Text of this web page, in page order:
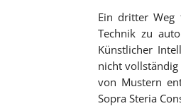
Ein dritter Weg
Technik zu
Künstlicher
nicht
von Mustern
Sopra Steria